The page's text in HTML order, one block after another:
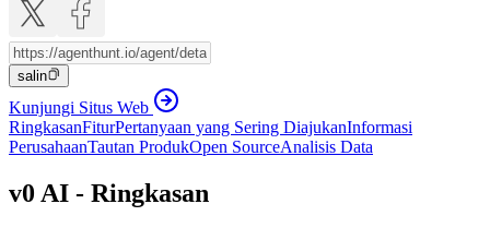
salin
Kunjungi Situs Web
RingkasanFiturPertanyaan yang Sering DiajukanInformasi
PerusahaanTautan ProdukOpen SourceAnalisis Data
v0 AI - Ringkasan